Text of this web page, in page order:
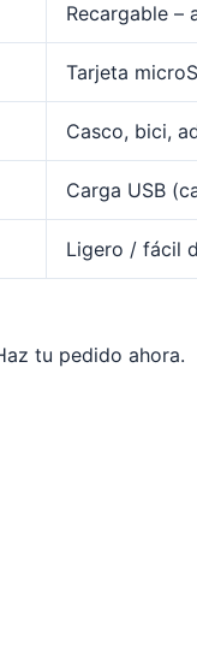
Recargable –
Tarjeta
Casco, bici,
Carga USB
Ligero / fácil
tu pedido ahora.